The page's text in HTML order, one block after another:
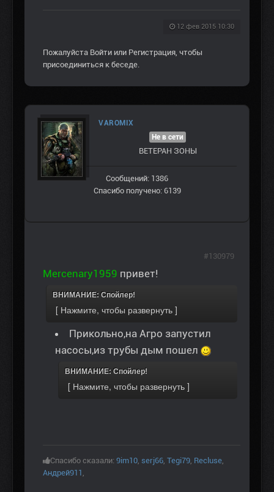
12 фев 2015 10:30
Пожалуйста Войти или Регистрация, чтобы
присоединиться к беседе.
VAROMIX
Не в сети
ВЕТЕРАН ЗOНЫ
Сообщений: 1386
Спасибо получено: 6139
Mercenary1959 привет!
ВНИМАНИЕ: Спойлер!
Прикольно,на Агро запустил
насосы,из трубы дым пошел
ВНИМАНИЕ: Спойлер!
Спасибо сказали: 9im10, serj66, Tegi79, Recluse,
Андрей911 ,
#130979